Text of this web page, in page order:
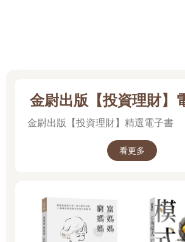
金尉出版【投資理財】
金尉出版【投資理財】精選電子書
看更多